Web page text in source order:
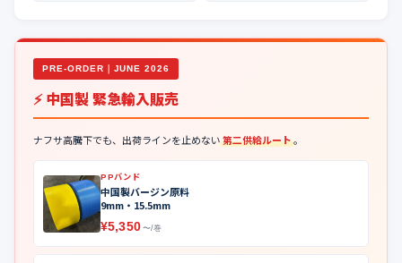
PRE-ORDER｜JUNE 2026
⚡ 中国製 緊急輸入販売
ナフサ高騰下でも、出荷ラインを止めない第二供給ルート。
PPバンド
中国製バージン原料
9mm・15.5mm
¥5,350 〜/巻